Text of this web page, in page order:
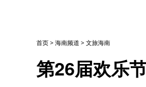
首页>海南频道 >文旅海南
第26届欢乐